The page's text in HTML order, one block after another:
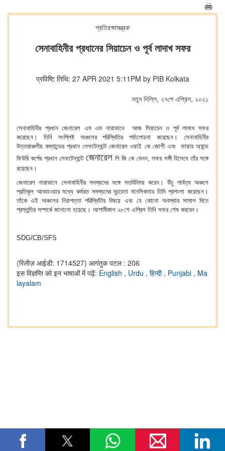
প্রতিরক্ষামন্ত্রক
সেনাবাহিনীর প্রধানের সিয়াচেন ও পূর্ব লাদাখ সফর
प्रविष्टि तिथि: 27 APR 2021 5:11PM by PIB Kolkata
নতুন দিল্লি, ২৭শে এপ্রিল, ২০২১
সেনাবাহিনীর প্রধান জেনারেল এম এম নারাভানে আজ সিয়াচেন ও পূর্ব লাদাখ সফর
করেছেন। তিনি সংশ্লিষ্ট অঞ্চলের পরিস্থিতির পর্যালোচনা করেছেন। সেনাবাহিনীর
উত্তরাঞ্চলীয় কম্যান্ডের প্রধান লেফটেন্যান্ট জেনারেল ওয়াই কে জোশী এবং ফায়ার অ্যান্ড
ফিউরি কর্পের প্রধান লেফটেন্যান্ট জেনারেলপি জি কে মেনন, সফর সঙ্গী হিসেবে তাঁর সঙ্গে
রয়েছেন।
জেনারেল নারাভানে সেনাবাহিনীর সদস্যদের সঙ্গে মতবিনিময় করেন। উঁচু পার্বত্য অঞ্চলে
প্রতিকূল আবহাওয়ার মধ্যে কর্মরত সদস্যদের দৃঢ়চেতা মানসিকতার তিনি প্রশংসা করেছেন।
তাঁকে এই অঞ্চলের নিরাপত্তা পরিস্থিতির বিষয়ে এবং যে কোনো অবস্থার সামাল দিতে
প্রস্তুতির সম্পর্কে জানানো হয়েছে। আগামীকাল ২৮শে এপ্রিল তিনি সফর শেষ করবেন।
SDG/CB/SFS
(रिलीज़ आईडी: 1714527) आगंतुक पटल : 206
इस विज्ञप्ति को इन भाषाओं में पढ़ें: English , Urdu , हिन्दी , Punjabi , Ma
layalam